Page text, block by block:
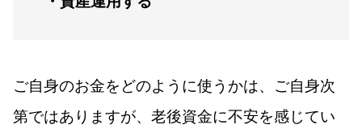
ご自身のお金をどのように使うかは、ご自身次
第ではありますが、老後資金に不安を感じてい